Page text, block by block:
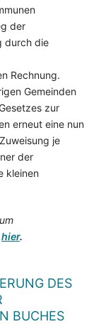
der
durch die
Rechnung.
Gemeinden
zur
erneut eine nun
je
der
kleinen
hier.
DES
BUCHES